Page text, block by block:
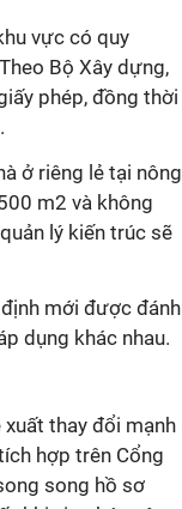
vực có quy
Bộ Xây dựng,
phép, đồng thời
ở riêng lẻ tại nông
m2 và không
lý kiến trúc sẽ
mới được đánh
dụng khác nhau.
thay đổi mạnh
hợp trên Cổng
song hồ sơ